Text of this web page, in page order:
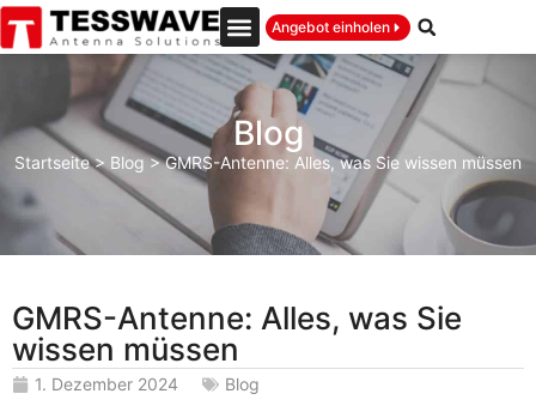
Angebot einholen
Blog
Startseite> Blog>GMRS-Antenne: Alles, was Sie wissen müssen
GMRS-Antenne: Alles, was Sie
wissen müssen
1. Dezember 2024 Blog